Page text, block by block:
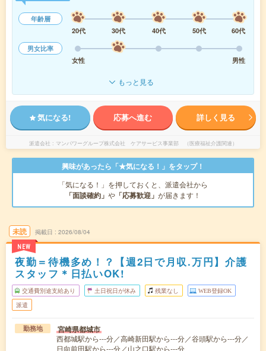
年齢層
20代
30代 40代 50代
60代
男女比率
女性
男性
もっと見る
気になる! 応募へ進む 詳しく見る
派遣会社 マンパワーグループ株式会社 ケアサービス事業部 （医療福祉介護関連）
興味があったら「★気になる！」をタップ！
「気になる！」を押しておくと、派遣会社から
「面談確約」 や 「応募歓迎」 が届きます！
未読
NEW
掲載日 2026/08/04
夜勤＝待機多め！？【週2日で月収.万円】介護
スタッフ＊日払いOK!
交通費別途支給あり 土日祝日が休み 残業なし WEB登録OK
派遣
勤務地 宮崎県都城市
西都城駅から---分／高崎新田駅から---分／谷頭駅から---分／
日向前田駅から---分／山之口駅から---分